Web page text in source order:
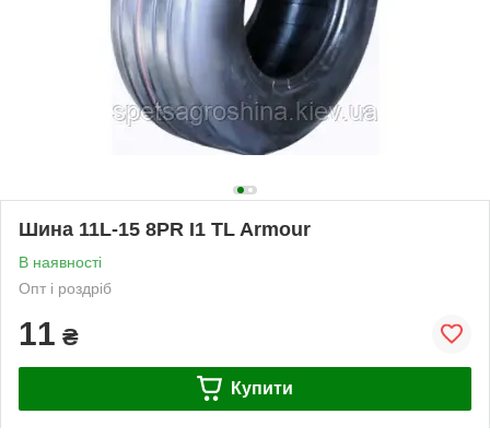
Шина 11L-15 8PR I1 TL Armour
В наявності
Опт і роздріб
11 ₴
Купити